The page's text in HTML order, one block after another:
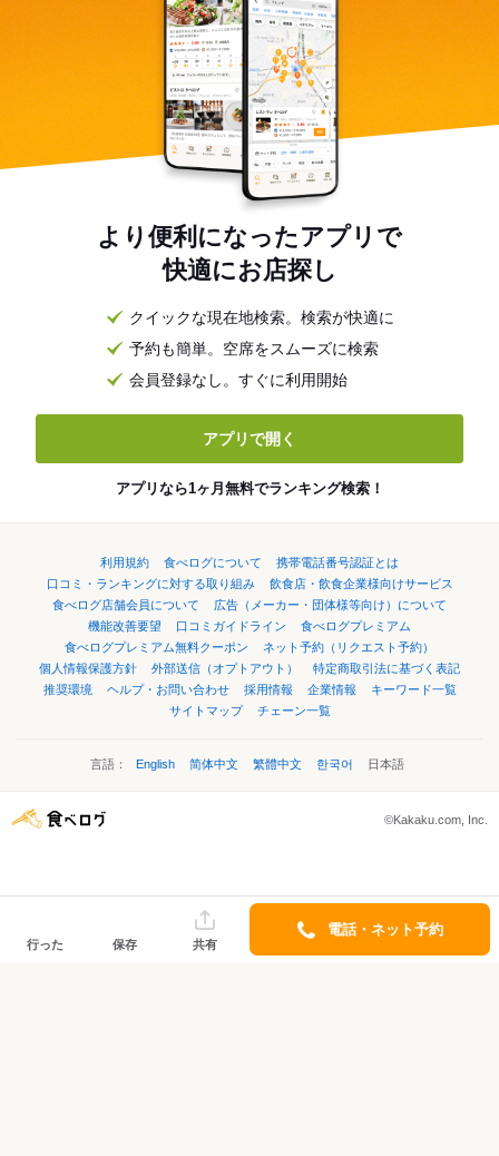
より便利になったアプリで
快適にお店探し
クイックな現在地検索。検索が快適に
予約も簡単。空席をスムーズに検索
会員登録なし。すぐに利用開始
アプリで開く
アプリなら1ヶ月無料でランキング検索！
利用規約 食べログについて
携帯電話番号認証とは
口コミ・ランキングに対する取り組み
飲食店・飲食企業様向けサービス
食べログ店舗会員について
広告（メーカー・団体様等向け）について
機能改善要望
口コミガイドライン
食べログプレミアム
食べログプレミアム無料クーポン
ネット予約（リクエスト予約）
個人情報保護方針
外部送信（オプトアウト）
特定商取引法に基づく表記
推奨環境
ヘルプ・お問い合わせ 採用情報 企業情報
キーワード一覧
サイトマップ
チェーン一覧
言語： English 简体中文 繁體中文 한국어 日本語
©Kakaku.com, Inc.
行った 保存 共有
電話・ネット予約